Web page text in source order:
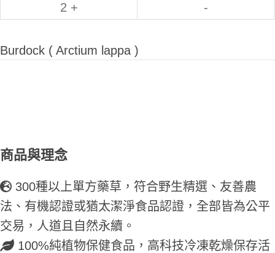
2 +
-
Burdock ( Arctium lappa )
商品與理念
300種以上單方藥草，符合野生精選、友善農
法、有機認證或猶太潔淨食品認證，全部皆為公平
交易，人道且自然永續。
100%純植物保健食品，高科技冷凍乾燥保存活